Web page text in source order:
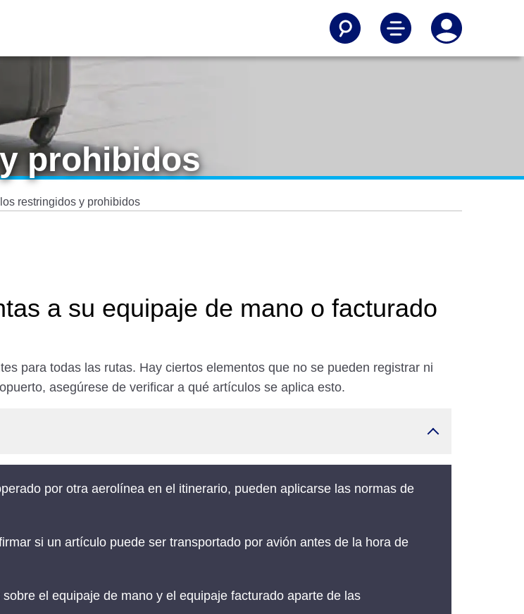
prohibidos
restringidos y prohibidos
a su equipaje de mano o facturado
para todas las rutas. Hay ciertos elementos que no se pueden registrar ni
asegúrese de verificar a qué artículos se aplica esto.
por otra aerolínea en el itinerario, pueden aplicarse las normas de
si un artículo puede ser transportado por avión antes de la hora de
el equipaje de mano y el equipaje facturado aparte de las